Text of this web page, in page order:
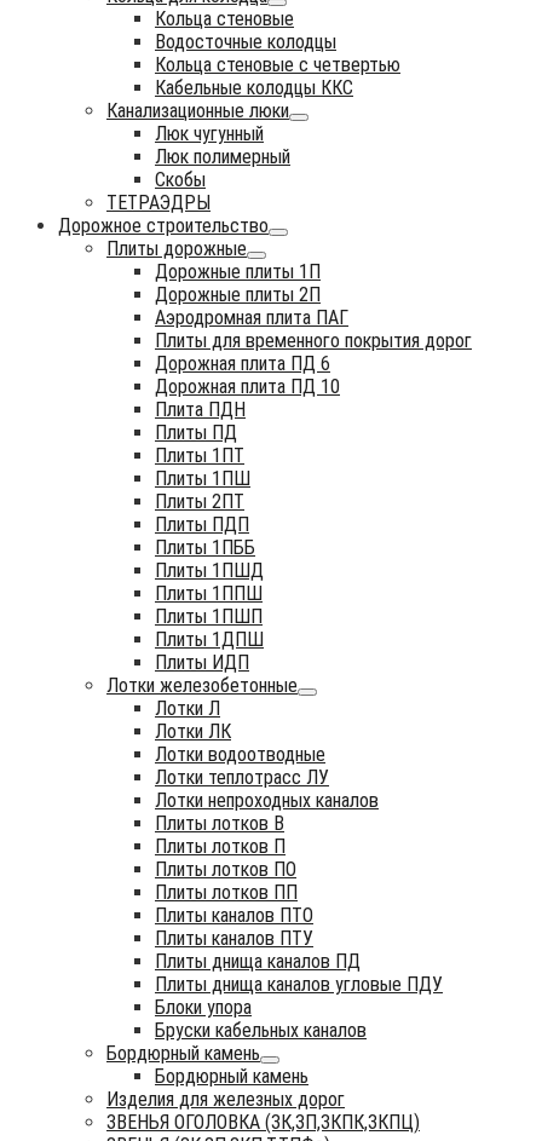
Кольца стеновые
Водосточные колодцы
Кольца стеновые с четвертью
Кабельные колодцы ККС
Канализационные люки
Люк чугунный
Люк полимерный
Скобы
ТЕТРАЭДРЫ
Дорожное строительство
Плиты дорожные
Дорожные плиты 1П
Дорожные плиты 2П
Аэродромная плита ПАГ
Плиты для временного покрытия дорог
Дорожная плита ПД 6
Дорожная плита ПД 10
Плита ПДН
Плиты ПД
Плиты 1ПТ
Плиты 1ПШ
Плиты 2ПТ
Плиты ПДП
Плиты 1ПББ
Плиты 1ПШД
Плиты 1ППШ
Плиты 1ПШП
Плиты 1ДПШ
Плиты ИДП
Лотки железобетонные
Лотки Л
Лотки ЛК
Лотки водоотводные
Лотки теплотрасс ЛУ
Лотки непроходных каналов
Плиты лотков В
Плиты лотков П
Плиты лотков ПО
Плиты лотков ПП
Плиты каналов ПТО
Плиты каналов ПТУ
Плиты днища каналов ПД
Плиты днища каналов угловые ПДУ
Блоки упора
Бруски кабельных каналов
Бордюрный камень
Бордюрный камень
Изделия для железных дорог
ЗВЕНЬЯ ОГОЛОВКА (ЗК,ЗП,ЗКПК,ЗКПЦ)